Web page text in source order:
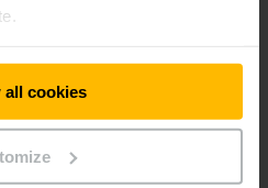
all cookies
Jungheinrich, nous vous
ion haute qualité avec des